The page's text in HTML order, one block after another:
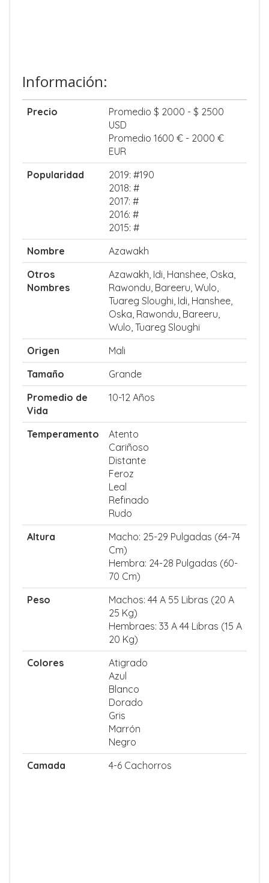
Información:
Precio
Promedio $ 2000 - $ 2500
USD
Promedio 1600 € - 2000 €
EUR
Popularidad
2019: #190
2018: #
2017: #
2016: #
2015: #
Nombre
Azawakh
Otros
Nombres
Azawakh, Idi, Hanshee, Oska,
Rawondu, Bareeru, Wulo,
Tuareg Sloughi, Idi, Hanshee,
Oska, Rawondu, Bareeru,
Wulo, Tuareg Sloughi
Origen
Mali
Tamaño
Grande
Promedio de
Vida
10-12 Años
Temperamento
Atento
Cariñoso
Distante
Feroz
Leal
Refinado
Rudo
Altura
Macho: 25-29 Pulgadas (64-74
Cm)
Hembra: 24-28 Pulgadas (60-
70 Cm)
Peso
Machos: 44 A 55 Libras (20 A
25 Kg)
Hembraes: 33 A 44 Libras (15 A
20 Kg)
Colores
Atigrado
Azul
Blanco
Dorado
Gris
Marrón
Negro
Camada
4-6 Cachorros